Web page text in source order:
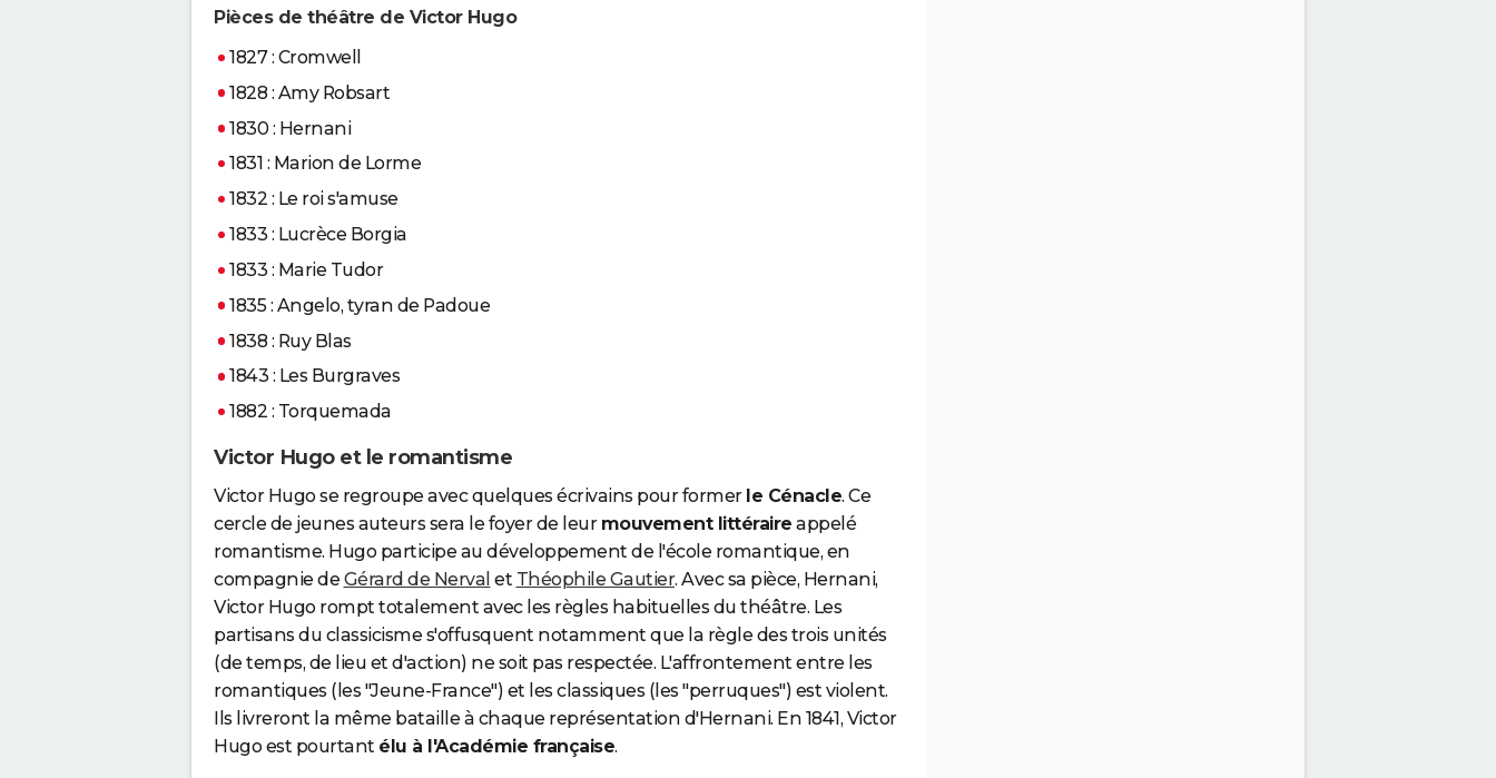
Pièces de théâtre de Victor Hugo
1827 : Cromwell
1828 : Amy Robsart
1830 : Hernani
1831 : Marion de Lorme
1832 : Le roi s'amuse
1833 : Lucrèce Borgia
1833 : Marie Tudor
1835 : Angelo, tyran de Padoue
1838 : Ruy Blas
1843 : Les Burgraves
1882 : Torquemada
Victor Hugo et le romantisme
Victor Hugo se regroupe avec quelques écrivains pour former le Cénacle. Ce
cercle de jeunes auteurs sera le foyer de leur mouvement littéraire appelé
romantisme. Hugo participe au développement de l'école romantique, en
compagnie de Gérard de Nerval et Théophile Gautier. Avec sa pièce, Hernani,
Victor Hugo rompt totalement avec les règles habituelles du théâtre. Les
partisans du classicisme s'offusquent notamment que la règle des trois unités
(de temps, de lieu et d'action) ne soit pas respectée. L'affrontement entre les
romantiques (les "Jeune-France") et les classiques (les "perruques") est violent.
Ils livreront la même bataille à chaque représentation d'Hernani. En 1841, Victor
Hugo est pourtant élu à l'Académie française.